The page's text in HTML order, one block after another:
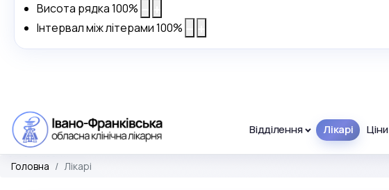
Висота рядка100%
Інтервал між літерами100%
Відділення Лікарі Ціни
Головна Лікарі